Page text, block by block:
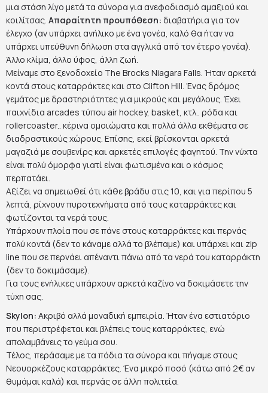
μια στάση λίγο μετά τα σύνορα για ανεφοδιασμό αμαξιού και
κοιλίτσας. Απαραίτητη προυπόθεση: διαβατήρια για τον
έλεγχο (αν υπάρχει ανήλικο με ένα γονέα, καλό θα ήταν να
υπάρχει υπεύθυνη δήλωση στα αγγλικά από τον έτερο γονέα).
Άλλο κλίμα, άλλο ύφος, άλλη ζωή.
Μείναμε στο ξενοδοχείο The Brocks Niagara Falls. Ήταν αρκετά
κοντά στους καταρράκτες και στο Clifton Hill. Ένας δρόμος
γεμάτος με δραστηριότητες για μικρούς και μεγάλους. Έχει
παιχνίδια arcades τύπου air hockey, basket, κτλ.. ρόδα και
rollercoaster.. κέρινα ομοιώματα και πολλά άλλα εκθέματα σε
διαδραστικούς χώρους. Επίσης, εκεί βρίσκονται αρκετά
μαγαζιά με σουβενίρς και αρκετές επιλογές φαγητού. Την νύχτα
είναι πολύ όμορφα γιατί είναι φωτισμένα και ο κόσμος
περπατάει.
Αξίζει να σημειωθεί ότι κάθε βράδυ στις 10, και για περίπου 5
λεπτά, ρίχνουν πυροτεχνήματα από τους καταρράκτες και
φωτίζονται τα νερά τους.
Υπάρχουν πλοία που σε πάνε στους καταρράκτες και περνάς
πολύ κοντά (δεν το κάναμε αλλά το βλέπαμε) και υπάρχει και zip
line που σε περνάει απέναντι πάνω από τα νερά του καταρράκτη
(δεν το δοκιμάσαμε).
Για τους ενήλικες υπάρχουν αρκετά καζίνο να δοκιμάσετε την
τύχη σας.
Skylon: Ακριβό αλλά μοναδική εμπειρία. Ήταν ένα εστιατόριο
που περιστρέφεται και βλέπεις τους καταρράκτες, ενώ
απολαμβάνεις το γεύμα σου.
Τέλος, περάσαμε με τα πόδια τα σύνορα και πήγαμε στους
Νεουορκέζους καταρράκτες. Ένα μικρό ποσό (κάτω από 2€ αν
θυμάμαι καλά) και περνάς σε άλλη πολιτεία.